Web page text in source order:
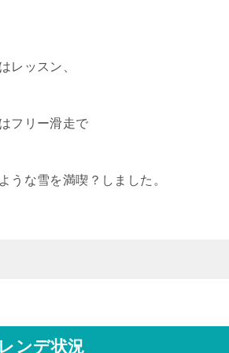
レッスン、
フリー滑走で
うな雪を満喫？しました。
ンデ状況